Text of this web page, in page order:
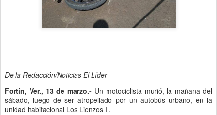
De la Redacción/Noticias El Líder
Fortín, Ver., 13 de marzo.- Un motociclista murió, la mañana del
sábado, luego de ser atropellado por un autobús urbano, en la
unidad habitacional Los Lienzos II.